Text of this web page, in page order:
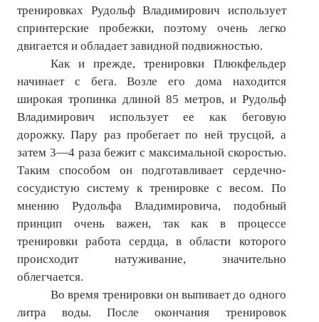
В. Щагин «Мяч и время»
ПОДПИСКА
Наложенный платеж
Подписка 2026
Подписка онлайн на печатную версию
ТАКОВА СПОРТИВНАЯ ЖИЗНЬ
КОНТАКТЫ
ТЕКУЩИЙ №
тренировках Рудольф Владимирович использует
спринтерские пробежки, поэтому очень легко
двигается и обладает завидной подвижностью.
Как и прежде, тренировки Плюкфельдер
начинает с бега. Возле его дома находится
широкая тропинка длиной 85 метров, и Рудольф
Владимирович использует ее как беговую
дорожку. Пару раз пробегает по ней трусцой, а
затем 3—4 раза бежит с максимальной скоростью.
Таким способом он подготавливает сердечно-
сосудистую систему к тренировке с весом. По
мнению Рудольфа Владимировича, подобный
принцип очень важен, так как в процессе
тренировки работа сердца, в области которого
происходит натуживание, значительно
облегчается.
Во время тренировки он выпивает до одного
литра воды. После окончания тренировок